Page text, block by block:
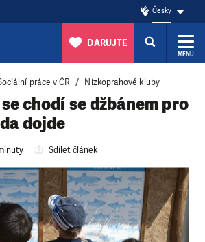
Česky
DARUJTE
MENU
práce v ČR Nízkoprahové kluby
chodí se džbánem pro
dojde
Sdílet článek